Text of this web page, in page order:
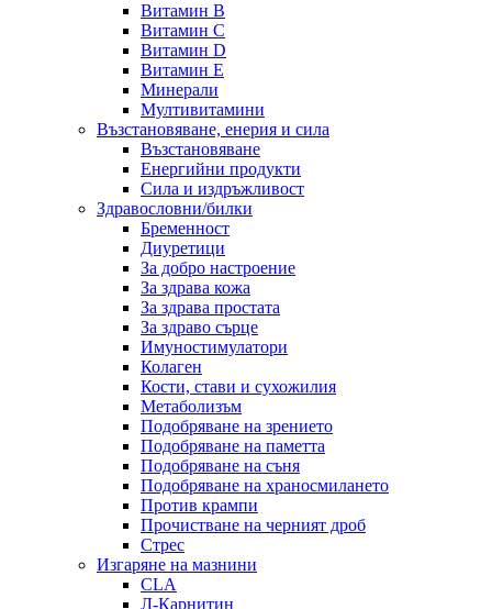
Витамин B
Витамин C
Витамин D
Витамин E
Минерали
Мултивитамини
Възстановяване, енерия и сила
Възстановяване
Енергийни продукти
Сила и издръжливост
Здравословни/билки
Бременност
Диуретици
За добро настроение
За здрава кожа
За здрава простата
За здраво сърце
Имуностимулатори
Колаген
Кости, стави и сухожилия
Метаболизъм
Подобряване на зрението
Подобряване на паметта
Подобряване на съня
Подобряване на храносмилането
Против крампи
Прочистване на черният дроб
Стрес
Изгаряне на мазнини
CLA
Л-Карнитин